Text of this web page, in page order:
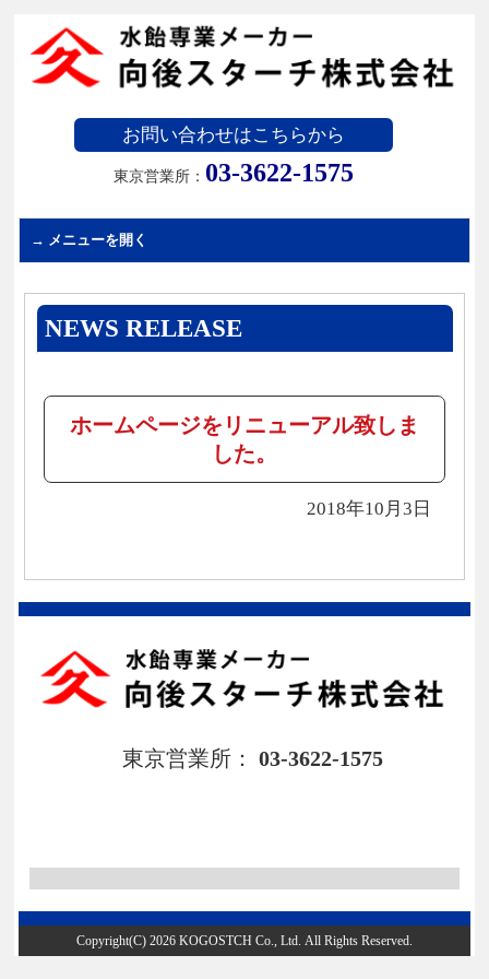
お問い合わせはこちらから
東京営業所： 03-3622-1575
NEWS RELEASE
ホームページをリニューアル致しま
した。
2018年10月3日
東京営業所： 03-3622-1575
Copyright(C) 2026 KOGOSTCH Co., Ltd. All Rights Reserved.